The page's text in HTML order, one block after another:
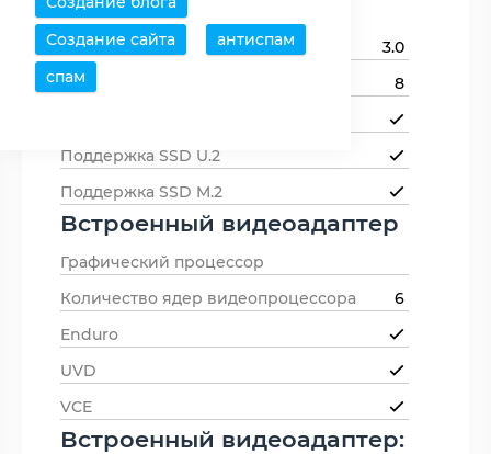
Создание сайта
антиспам
спам
устройств
Версия PCI Express
3.0
Линий PCIe
8
Поддержка SSD U.2
Поддержка SSD M.2
Встроенный видеоадаптер
Графический процессор
Количество ядер видеопроцессора
6
Enduro
UVD
VCE
Встроенный видеоадаптер: